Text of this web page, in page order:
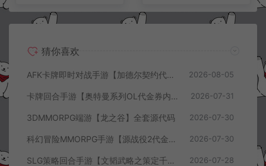
猜你喜欢
AFK卡牌即时对战手游【加德尔契约代金券内购修复版】8月最新整理Linux手工服务端+前后端全套源码+CDK授权后台+安卓苹果双端+详细搭建教程+视频教程 2026-08-05
卡牌回合手游【奥特曼系列OL代金券内购闪耀金兔多区版】7月最新整理Linux手工服务端+加解密工具+CDK授权后台+安卓+详细搭建教程+视频教程 2026-07-31
3DMMORPG端游【龙之谷】全套源代码 2026-07-30
科幻冒险MMORPG手游【源战役2代金券内购开区版】7月最新整理Linux手工服务端+配套源码+多功能管理后台+支付后台+CDK授权后台+安卓+详细搭建教程+视频教程 2026-07-30
SLG策略回合手游【文韬武略之策定千军代金券内购版】7月最新整理Linux手工服务端+前后端全套源码+管理后台+CDK授权后台+PC安卓+详细搭建教程+视频教程 2026-07-28